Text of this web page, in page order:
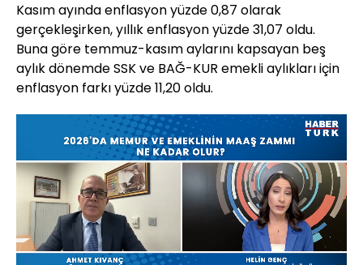
Kasım ayında enflasyon yüzde 0,87 olarak
gerçekleşirken, yıllık enflasyon yüzde 31,07 oldu.
Buna göre temmuz-kasım aylarını kapsayan beş
aylık dönemde SSK ve BAĞ-KUR emekli aylıkları için
enflasyon farkı yüzde 11,20 oldu.
Yüklendi: